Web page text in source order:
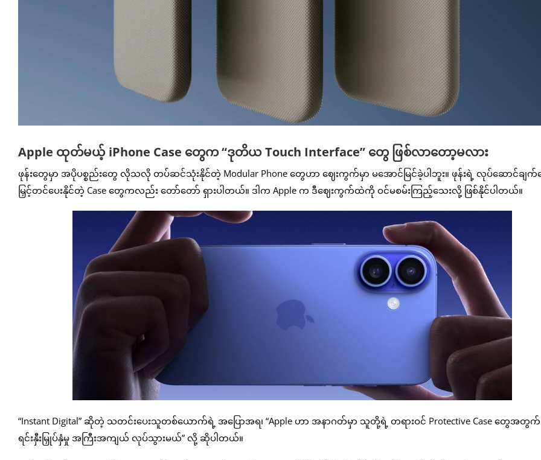
Apple ထုတ်မယ့် iPhone Case တွေက “ဒုတိယ Touch Interface” တွေ ဖြစ်လာတော့မလား
ဖုန်းတွေမှာ အပိုပစ္စည်းတွေ လိုသလို တပ်ဆင်သုံးနိုင်တဲ့ Modular Phone တွေဟာ ဈေးကွက်မှာ မအောင်မြင်ခဲ့ပါဘူး။ ဖုန်းရဲ့ လုပ်ဆောင်ချ
မြှင့်တင်ပေးနိုင်တဲ့ Case တွေကလည်း တော်တော် ရှားပါတယ်။ ဒါက Apple က ဒီဈေးကွက်ထဲကို ဝင်မစမ်းကြည့်သေးလို့ ဖြစ်နိုင်ပါတယ်။
“Instant Digital” ဆိုတဲ့ သတင်းပေးသူတစ်ယောက်ရဲ့ အပြောအရ၊ “Apple ဟာ အနာဂတ်မှာ သူတို့ရဲ့ တရားဝင် Protective Case တွေအတွက်
ရင်းနှီးမြှုပ်နှံမှု အကြီးအကျယ် လုပ်သွားမယ်” လို့ ဆိုပါတယ်။